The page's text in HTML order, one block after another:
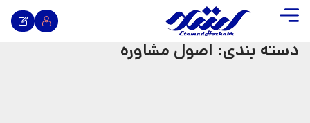
دسته بندی: اصول مشاوره